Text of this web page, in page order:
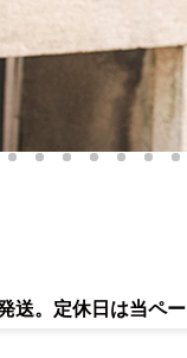
。定休日は当ペ